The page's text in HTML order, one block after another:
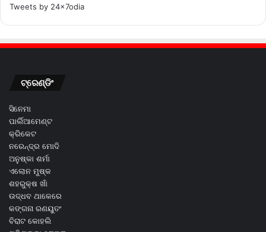
Tweets by 24x7odia
ଟ୍ରେଣ୍ଡିଂ
ସିନେମା
ପାର୍ଲିଆମେଣ୍ଟ
କ୍ରିକେଟ
ନରେନ୍ଦ୍ର ମୋଦି
ଅନୁଷ୍କା ଶର୍ମା
ଏଲୋନ ମୁଷ୍କ
ଶହରୁକ୍ଷ ଖାଁ
ଉଦ୍ଧବ ଥାକେରେ
କଙ୍ଗନା ରଣୟୁତଂ
ବିରାଟ କୋହଲି